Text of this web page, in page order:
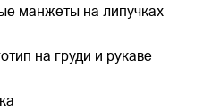
манжеты на липучках
на груди и рукаве